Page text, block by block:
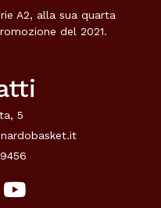
A2, alla sua quarta
del 2021.
5